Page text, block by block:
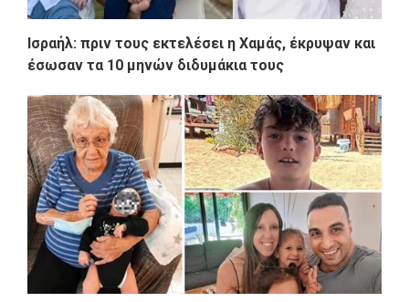
Ισραήλ: πριν τους εκτελέσει η Χαμάς, έκρυψαν και
έσωσαν τα 10 μηνών διδυμάκια τους